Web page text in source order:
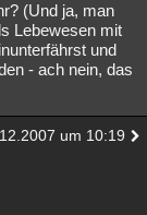
(Und ja, man
Lebewesen mit
und
- ach nein, das
um 10:19